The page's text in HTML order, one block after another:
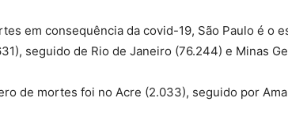
em consequência da covid-19, São Paulo é o
seguido de Rio de Janeiro (76.244) e Minas
de mortes foi no Acre (2.033), seguido por